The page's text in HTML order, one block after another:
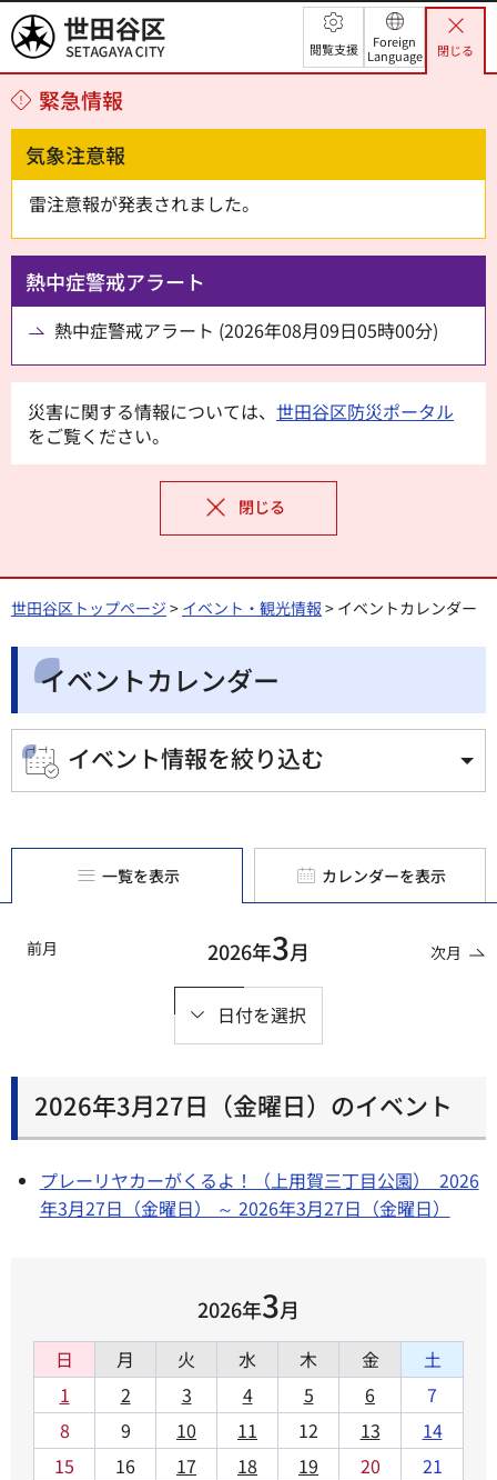
世田谷区 閲覧支援
Foreign
Language
閉じる
緊急情報
気象注意報
雷注意報が発表されました。
熱中症警戒アラート
熱中症警戒アラート (2026年08月09日05時00分)
災害に関する情報については、 世田谷区防災ポータル
をご覧ください。
閉じる
世田谷区トップページ > イベント・観光情報 > イベントカレンダー
イベントカレンダー
イベント情報を絞り込む
一覧を表示 カレンダーを表示
前月 2026年3月
日付を選択
次月
2026年3月27日（金曜日）のイベント
プレーリヤカーがくるよ！（上用賀三丁目公園） 2026
年3月27日（金曜日） ～ 2026年3月27日（金曜日）
2026年3月
日 月 火 水 木 金
土
1
2 3 4 5 6
7
8
9 10 11 12 13
14
15
16 17 18 19 20
21